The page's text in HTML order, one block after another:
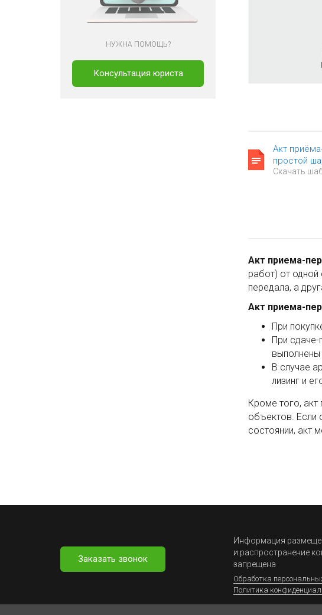
НУЖНА ПОМОЩЬ?
Консультация юриста
Акт
простой
Скачать
Акт приема-
работ) от
передала, а
Акт приема-
При
При сдаче-
выполнены
В случае
лизинг и
Кроме того, акт
объектов. Если
состоянии, акт
Заказать звонок
Информация
и распространение
запрещена
Обработка
Политика